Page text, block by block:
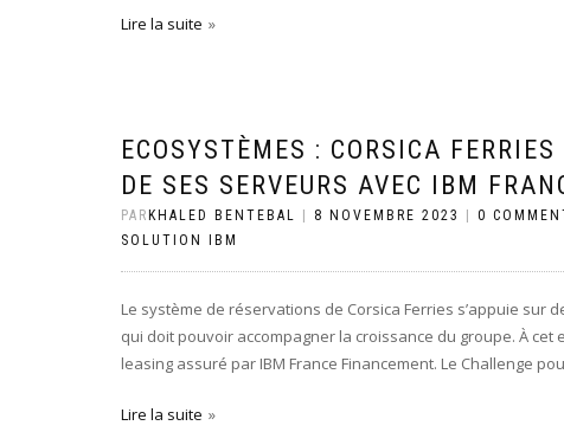
Lire la suite
ECOSYSTÈMES : CORSICA
DE SES SERVEURS AVEC IBM
PAR KHALED BENTEBAL 8 NOVEMBRE 2023 0
SOLUTION IBM
Le système de réservations de Corsica Ferries s’appuie sur
qui doit pouvoir accompagner la croissance du groupe. À
leasing assuré par IBM France Financement. Le Challenge
Lire la suite